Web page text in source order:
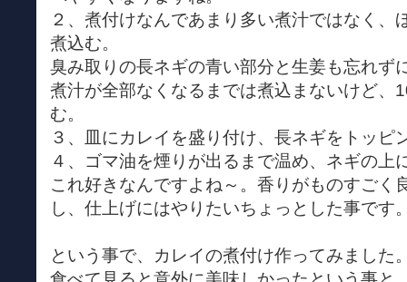
２、煮付けなんであまり多い煮汁ではなく、
煮込む。
臭み取りの長ネギの青い部分と生姜も忘れず
煮汁が全部なくなるまでは煮込まないけど、
む。
３、皿にカレイを盛り付け、長ネギをトッピ
４、ゴマ油を煙りが出るまで温め、ネギの上
これ好きなんですよね～。香りがものすごく
し、仕上げにはやりたいちょっとした事です
という事で、カレイの煮付け作ってみました